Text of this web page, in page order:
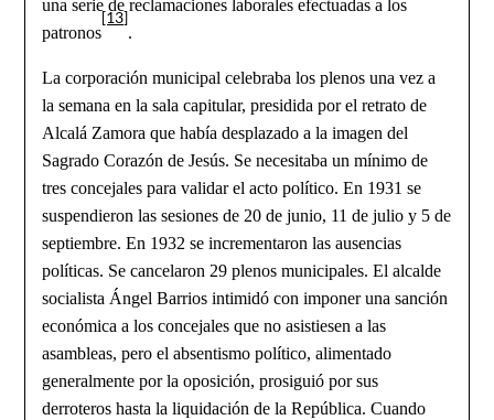
una serie de reclamaciones laborales efectuadas a los
patronos
[13]
.
La corporación municipal celebraba los plenos una vez a
la semana en la sala capitular, presidida por el retrato de
Alcalá Zamora que había desplazado a la imagen del
Sagrado Corazón de Jesús. Se necesitaba un mínimo de
tres concejales para validar el acto político. En 1931 se
suspendieron las sesiones de 20 de junio, 11 de julio y 5 de
septiembre. En 1932 se incrementaron las ausencias
políticas. Se cancelaron 29 plenos municipales. El alcalde
socialista Ángel Barrios intimidó con imponer una sanción
económica a los concejales que no asistiesen a las
asambleas, pero el absentismo político, alimentado
generalmente por la oposición, prosiguió por sus
derroteros hasta la liquidación de la República. Cuando